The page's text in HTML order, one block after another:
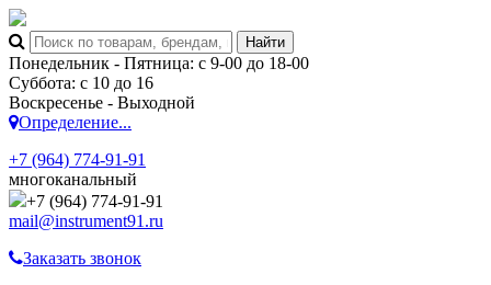
Понедельник - Пятница: с 9-00 до 18-00
Суббота: с 10 до 16
Воскресенье - Выходной
Определение...
+7 (964) 774-91-91
многоканальный
+7 (964) 774-91-91
mail@instrument91.ru
Заказать звонок